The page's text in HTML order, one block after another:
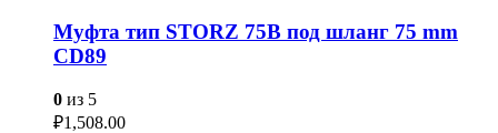
Муфта тип STORZ 75B под шланг 75 mm
CD89
0 из 5
₽1,508.00